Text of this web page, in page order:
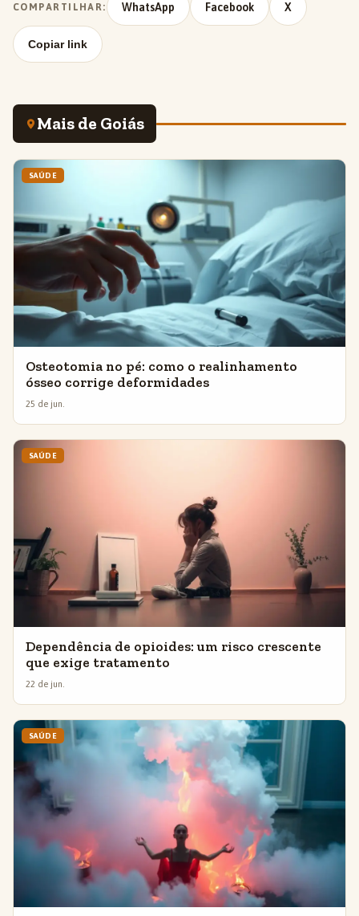
COMPARTILHAR: WhatsApp Facebook X
Copiar link
Mais de Goiás
SAÚDE
Osteotomia no pé: como o realinhamento
ósseo corrige deformidades
25 de jun.
SAÚDE
Dependência de opioides: um risco crescente
que exige tratamento
22 de jun.
SAÚDE